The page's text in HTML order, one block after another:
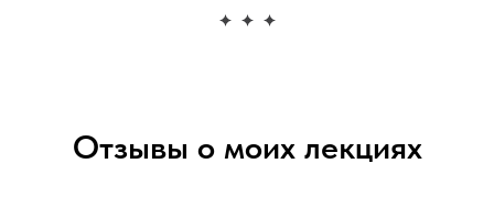
Отзывы о моих лекциях